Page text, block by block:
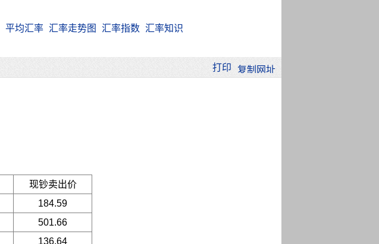
平均汇率 汇率走势图 汇率指数 汇率知识
打印
现钞卖出价
184.59
501.66
136.64